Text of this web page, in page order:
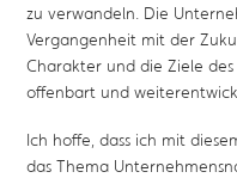
zu verwandeln. Die
Vergangenheit mit der
Charakter und die Ziele
offenbart und
Ich hoffe, dass ich mit
das Thema